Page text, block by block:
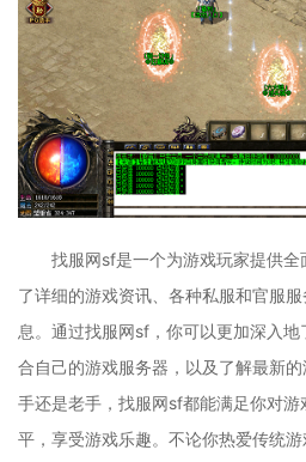
找服网sf是一个为游戏玩家提供
了详细的游戏资讯、各种私服和官服
息。通过找服网sf，你可以更加深入
合自己的游戏服务器，以及了解最新
手还是老手，找服网sf都能满足你对
平，享受游戏乐趣。不论你热爱传统